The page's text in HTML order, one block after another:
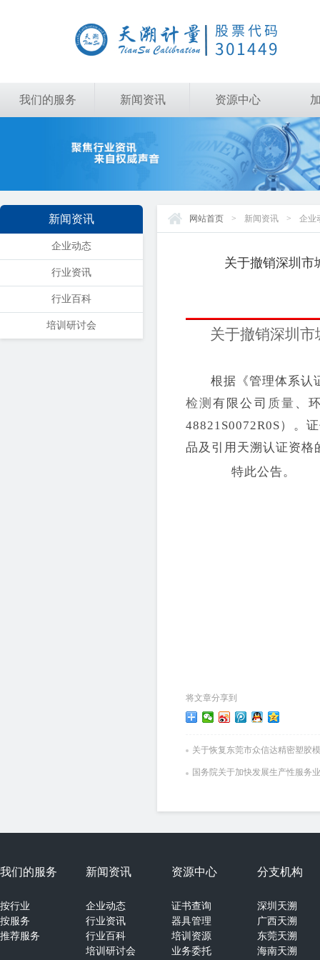
我们的服务 新闻资讯 资源中心
新闻资讯
企业动态
行业资讯
行业百科
培训研讨会
网站首页 > 新闻资讯 > 企业
关于撤销深圳市
关于撤销深圳
根据《管理体系认
检测有限公司 质量 、
48821S0072R0S）。
品及引用天溯认证资格
特此公告。
将文章分享到
关于恢复东莞市众信达精密塑胶
国务院关于加快发展生产性服务
我们的服务
按行业
按服务
推荐服务
新闻资讯
企业动态
行业资讯
行业百科
培训研讨会
资源中心
证书查询
器具管理
培训资源
业务委托
分支机构
深圳天溯
广西天溯
东莞天溯
海南天溯